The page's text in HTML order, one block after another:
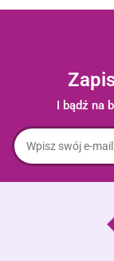
I bądź na